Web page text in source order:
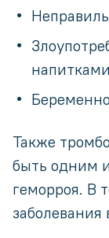
Также
быть одним
геморроя. В